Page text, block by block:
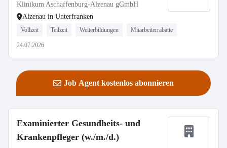
Klinikum Aschaffenburg-Alzenau gGmbH
Alzenau in Unterfranken
Vollzeit Teilzeit Weiterbildungen Mitarbeiterrabatte
24.07.2026
Job Agent kostenlos abonnieren
Examinierter Gesundheits- und
Krankenpfleger (w./m./d.)